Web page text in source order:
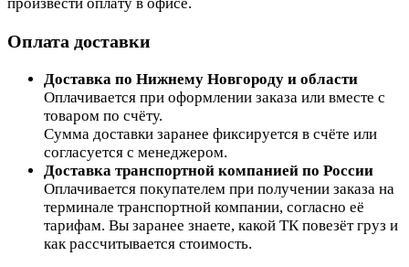
Оплата доставки
Доставка по Нижнему Новгороду и области
Оплачивается при оформлении заказа или вместе с
товаром по счёту.
Сумма доставки заранее фиксируется в счёте или
согласуется с менеджером.
Доставка транспортной компанией по России
Оплачивается покупателем при получении заказа на
терминале транспортной компании, согласно её
тарифам. Вы заранее знаете, какой ТК повезёт груз и
как рассчитывается стоимость.